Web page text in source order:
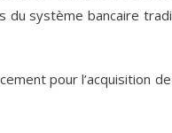
du système bancaire
pour l’acquisition